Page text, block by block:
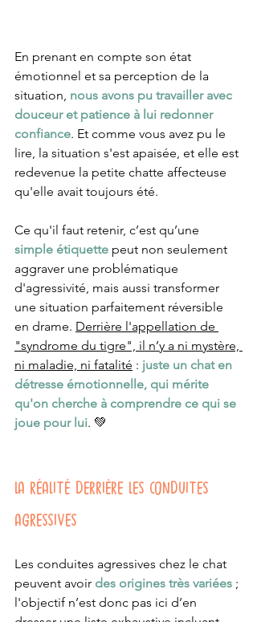
En prenant en compte son état
émotionnel et sa perception de la
situation, nous avons pu travailler avec
douceur et patience à lui redonner
confiance. Et comme vous avez pu le
lire, la situation s'est apaisée, et elle est
redevenue la petite chatte affecteuse
qu'elle avait toujours été.
Ce qu'il faut retenir, c’est qu’une
simple étiquette peut non seulement
aggraver une problématique
d'agressivité, mais aussi transformer
une situation parfaitement réversible
en drame. Derrière l'appellation de
"syndrome du tigre", il n’y a ni mystère,
ni maladie, ni fatalité : juste un chat en
détresse émotionnelle, qui mérite
qu'on cherche à comprendre ce qui se
joue pour lui. 💚
LA RÉALITÉ DERRIÈRE LES CONDUITES
AGRESSIVES
Les conduites agressives chez le chat
peuvent avoir des origines très variées ;
l'objectif n’est donc pas ici d’en